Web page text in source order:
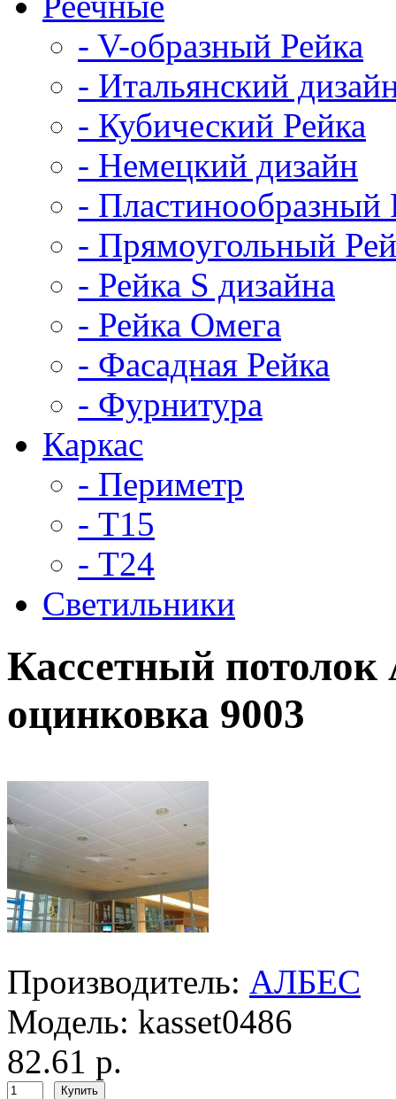
- V-образный Рейка
- Итальянский
- Кубический Рейка
- Немецкий дизайн
- Пластинообразный
- Прямоугольный
- Рейка S дизайна
- Рейка Омега
- Фасадная Рейка
- Фурнитура
Каркас
- Периметр
- Т15
- Т24
Светильники
Кассетный потолок
оцинковка 9003
Производитель: АЛБЕС
Модель: kasset0486
82.61 р.